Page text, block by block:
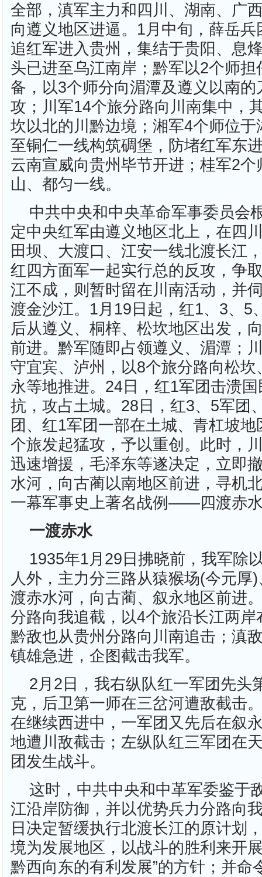
全部，滇军主力和四川、湖南、广
向遵义地区进逼。1月中旬，薛岳
追红军进入贵州，集结于贵阳、息
头已进至乌江南岸；黔军以2个师
备，以3个师分向湄潭及遵义以南
攻；川军14个旅分路向川南集中，
坎以北的川黔边境；湘军4个师位
至铜仁一线构筑碉堡，防堵红军东
云南宣威向贵州毕节开进；桂军2
山、都匀一线。
中共中央和中央革命军事委员会
定中央红军由遵义地区北上，在四
田坝、大渡口、江安一线北渡长江
红四方面军一起实行总的反攻，争
江不成，则暂时留在川南活动，并
渡金沙江。1月19日起，红1、3、5
后从遵义、桐梓、松坎地区出发，
前进。黔军随即占领遵义、湄潭；
守宜宾、泸州，以8个旅分路向松
永等地推进。24日，红1军团击溃
抗，攻占土城。28日，红3、5军团
团、红1军团一部在土城、青杠坡
个旅发起猛攻，予以重创。此时，
迅速增援，毛泽东等遂决定，立即
水河，向古蔺以南地区前进，寻机
一幕军事史上著名战例——四渡赤
一渡赤水
1935年1月29日拂晓前，我军除
人外，主力分三路从猿猴场(今元厚
渡赤水河，向古蔺、叙永地区前进
分路向我追截，以4个旅沿长江两
黔敌也从贵州分路向川南追击；滇
镇雄急进，企图截击我军。
2月2日，我右纵队红一军团先头
克，后卫第一师在三岔河遭敌截击
在继续西进中，一军团又先后在叙
地遭川敌截击；左纵队红三军团在
团发生战斗。
这时，中共中央和中革军委鉴于
江沿岸防御，并以优势兵力分路向
日决定暂缓执行北渡长江的原计划
境为发展地区，以战斗的胜利来开
黔西向东的有利发展”的方针；并命